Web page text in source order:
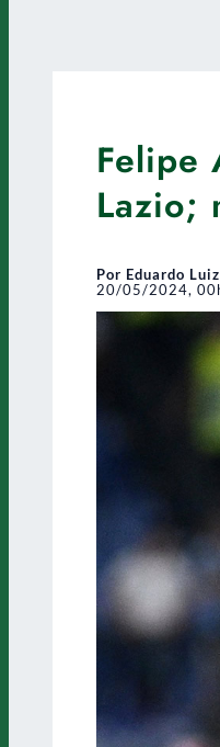
Felipe
Lazio;
Por Eduardo Luiz
20/05/2024,